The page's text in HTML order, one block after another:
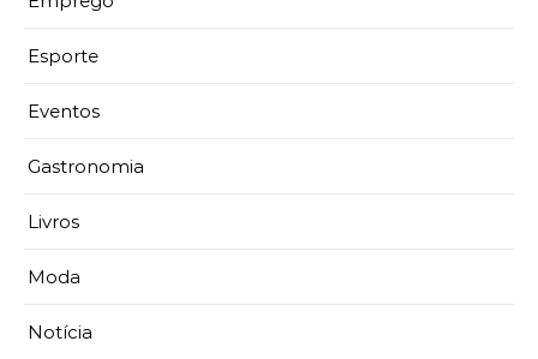
Esporte
Eventos
Gastronomia
Livros
Moda
Notícia